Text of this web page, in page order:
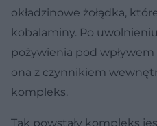
okładzinowe żołądka,
kobalaminy. Po
pożywienia pod wpływem
ona z czynnikiem
kompleks.
Tak powstały kompleks